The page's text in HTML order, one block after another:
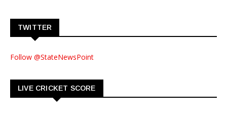
TWITTER
Follow @StateNewsPoint
LIVE CRICKET SCORE